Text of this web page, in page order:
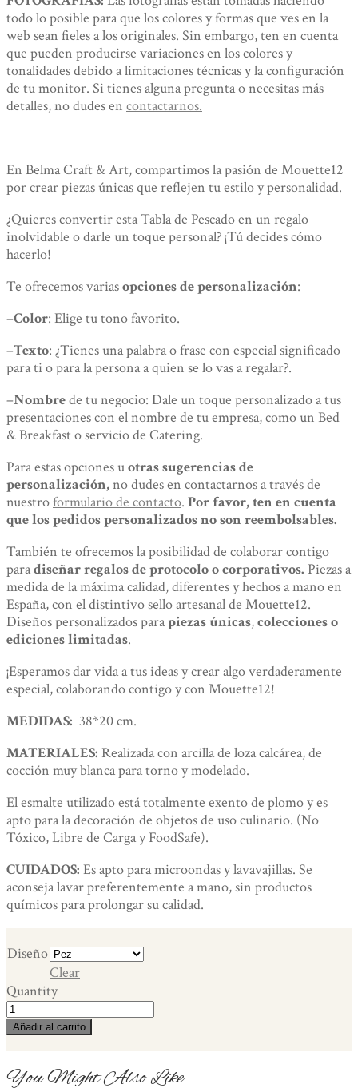
todo lo posible para que los colores y formas que ves en la
web sean fieles a los originales. Sin embargo, ten en cuenta
que pueden producirse variaciones en los colores y
tonalidades debido a limitaciones técnicas y la configuración
de tu monitor. Si tienes alguna pregunta o necesitas más
detalles, no dudes en contactarnos.
En Belma Craft & Art, compartimos la pasión de Mouette12
por crear piezas únicas que reflejen tu estilo y personalidad.
¿Quieres convertir esta Tabla de Pescado en un regalo
inolvidable o darle un toque personal? ¡Tú decides cómo
hacerlo!
Te ofrecemos variasopciones de personalización:
–Color: Elige tu tono favorito.
–Texto: ¿Tienes una palabra o frase con especial significado
para ti o para la persona a quien se lo vas a regalar?.
–Nombrede tu negocio: Dale un toque personalizado a tus
presentaciones con el nombre de tu empresa, como un Bed
& Breakfast o servicio de Catering.
Para estas opciones uotras sugerencias de
personalización,no dudes en contactarnos a través de
nuestroformulario de contacto. Por favor, ten en cuenta
que los pedidos personalizados no son reembolsables.
También te ofrecemos la posibilidad de colaborar contigo
paradiseñar regalos de protocolo o corporativos. Piezas a
medida de la máxima calidad, diferentes y hechos a mano en
España, con el distintivo sello artesanal de Mouette12.
Diseños personalizados parapiezas únicas,colecciones o
ediciones limitadas.
¡Esperamos dar vida a tus ideas y crear algo verdaderamente
especial, colaborando contigo y con Mouette12!
MEDIDAS: 38*20 cm.
MATERIALES: Realizada con arcilla de loza calcárea, de
cocción muy blanca para torno y modelado.
El esmalte utilizado está totalmente exento de plomo y es
apto para la decoración de objetos de uso culinario. (No
Tóxico, Libre de Carga y FoodSafe).
CUIDADOS: Es apto para microondas y lavavajillas. Se
aconseja lavar preferentemente a mano, sin productos
químicos para prolongar su calidad.
Diseño
Clear
Quantity
Tabla
de
Cerámica
Añadir al carrito
You Might Also Like